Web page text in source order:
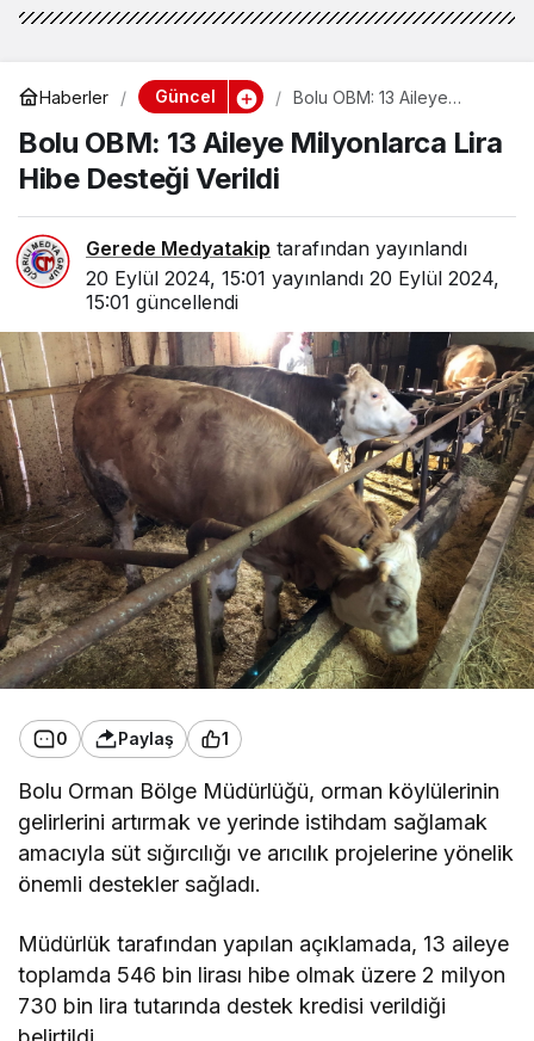
Haberler Güncel
Bolu OBM: 13 Aileye
Desteği Verildi
Bolu OBM: 13 Aileye Milyonlarca Lira
Hibe Desteği Verildi
Gerede Medyatakip tarafından yayınlandı
20 Eylül 2024, 15:01 yayınlandı 20 Eylül 2024,
15:01 güncellendi
0 Paylaş 1
Bolu Orman Bölge Müdürlüğü, orman köylülerinin
gelirlerini artırmak ve yerinde istihdam sağlamak
amacıyla süt sığırcılığı ve arıcılık projelerine yönelik
önemli destekler sağladı.
Müdürlük tarafından yapılan açıklamada, 13 aileye
toplamda 546 bin lirası hibe olmak üzere 2 milyon
730 bin lira tutarında destek kredisi verildiği